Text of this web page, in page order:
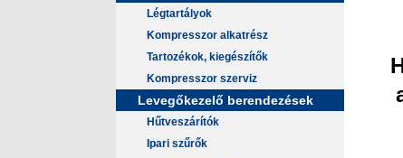
Légtartályok
Kompresszor alkatrész
Tartozékok, kiegészítők
Kompresszor szerviz
Levegőkezelő berendezések
Hűtveszárítók
Ipari szűrők